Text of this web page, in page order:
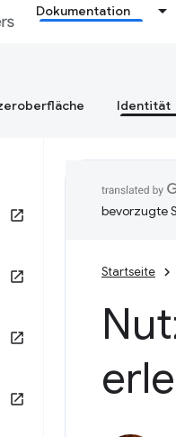
Dokumentation
Identität
bevorzugte
Startseite